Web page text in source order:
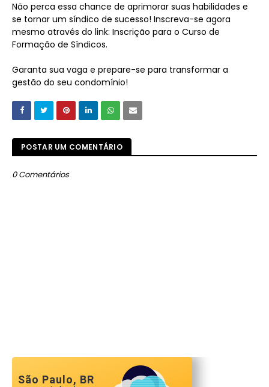
Não perca essa chance de aprimorar suas habilidades e
se tornar um síndico de sucesso! Inscreva-se agora
mesmo através do link: Inscrição para o Curso de
Formação de Síndicos.
Garanta sua vaga e prepare-se para transformar a
gestão do seu condomínio!
POSTAR UM COMENTÁRIO
0 Comentários
São Paulo, BR